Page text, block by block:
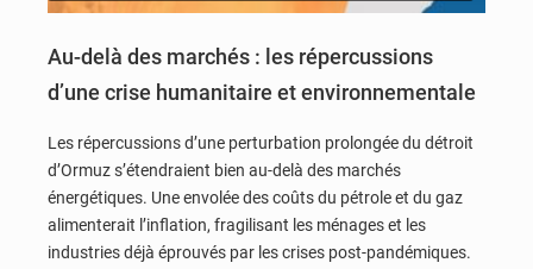
Au-delà des marchés : les répercussions
d’une crise humanitaire et environnementale
Les répercussions d’une perturbation prolongée du détroit
d’Ormuz s’étendraient bien au-delà des marchés
énergétiques. Une envolée des coûts du pétrole et du gaz
alimenterait l’inflation, fragilisant les ménages et les
industries déjà éprouvés par les crises post-pandémiques.